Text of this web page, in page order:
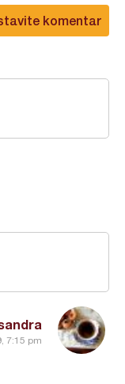
komentar
7:15 pm